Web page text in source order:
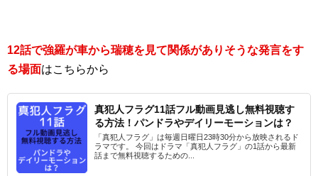
12話で強羅が車から瑞穂を見て関係がありそうな発言をす
る場面はこちらから
真犯人フラグ11話フル動画見逃し無料視聴す
る方法！パンドラやデイリーモーションは？
「真犯人フラグ」は毎週日曜日23時30分から放映されるド
ラマです。 今回はドラマ「真犯人フラグ」の1話から最新
話まで無料視聴するための...